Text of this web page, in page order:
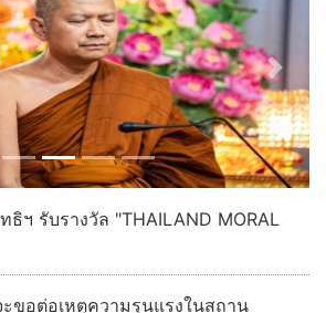
Next
ฯ รับรางวัล "THAILAND MORAL
ขอต่อเหตุความรุนแรงในสถาน